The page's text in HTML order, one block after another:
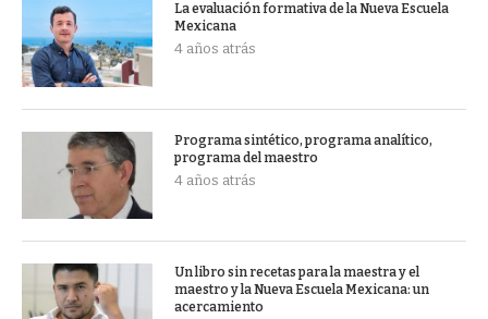
La evaluación formativa de la Nueva Escuela
Mexicana
4 años atrás
Programa sintético, programa analítico,
programa del maestro
4 años atrás
Un libro sin recetas para la maestra y el
maestro y la Nueva Escuela Mexicana: un
acercamiento